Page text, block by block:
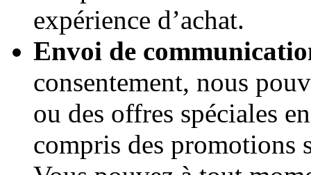
expérience d’achat.
Envoi de
consentement, nous
ou des offres spéciales
compris des promotions